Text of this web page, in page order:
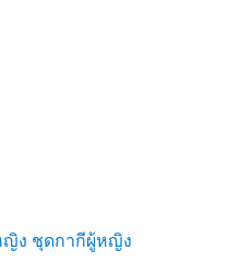
ง ชุดกากีผู้หญิง